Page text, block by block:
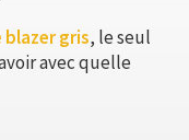
blazer gris, le seul
avec quelle